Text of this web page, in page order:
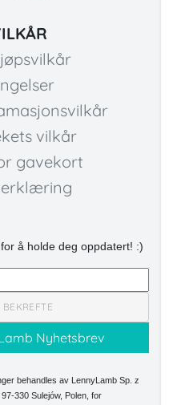
vilkår
gavekort
å holde deg oppdatert! :)
behandles av LennyLamb Sp. z
330 Sulejów, Polen, for